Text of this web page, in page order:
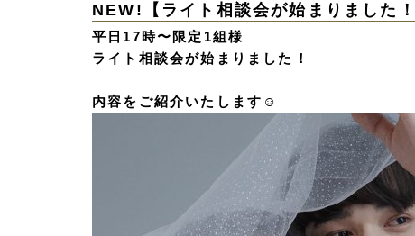
NEW! 【ライト相談会が始まりました！
平日17時〜限定1組様
ライト相談会が始まりました！
内容をご紹介いたします☺︎